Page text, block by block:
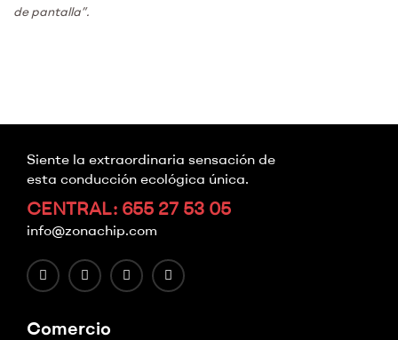
de pantalla”.
Siente la extraordinaria sensación de
esta conducción ecológica única.
CENTRAL: 655 27 53 05
info@zonachip.com
Comercio